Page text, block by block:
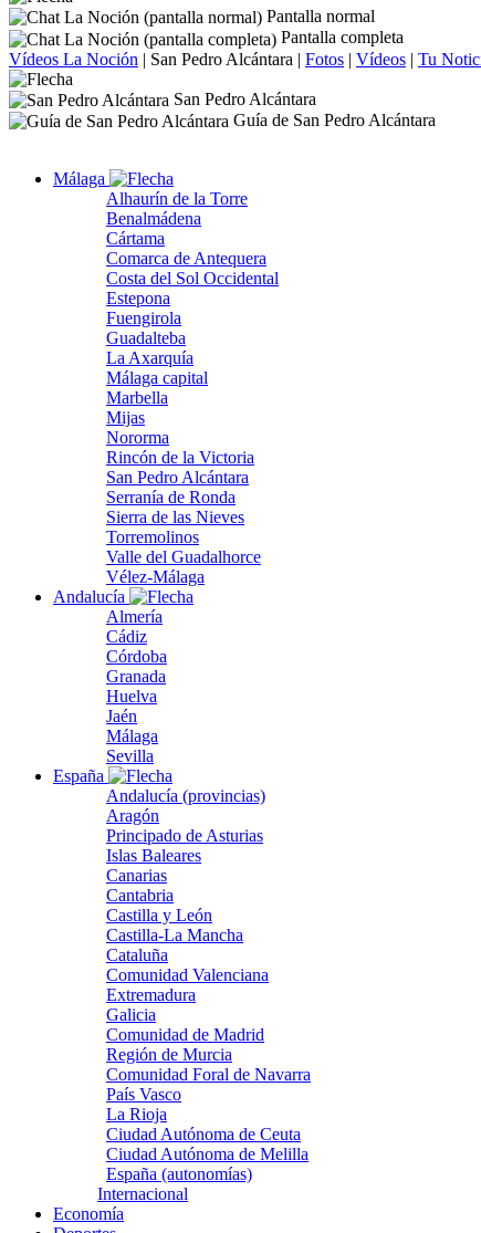
Pantalla normal
Pantalla completa
Vídeos La Noción | San Pedro Alcántara | Fotos | Vídeos | Tu
San Pedro Alcántara
Guía de San Pedro Alcántara
Málaga
Alhaurín de la Torre
Benalmádena
Cártama
Comarca de Antequera
Costa del Sol Occidental
Estepona
Fuengirola
Guadalteba
La Axarquía
Málaga capital
Marbella
Mijas
Nororma
Rincón de la Victoria
San Pedro Alcántara
Serranía de Ronda
Sierra de las Nieves
Torremolinos
Valle del Guadalhorce
Vélez-Málaga
Andalucía
Almería
Cádiz
Córdoba
Granada
Huelva
Jaén
Málaga
Sevilla
España
Andalucía (provincias)
Aragón
Principado de Asturias
Islas Baleares
Canarias
Cantabria
Castilla y León
Castilla-La Mancha
Cataluña
Comunidad Valenciana
Extremadura
Galicia
Comunidad de Madrid
Región de Murcia
Comunidad Foral de Navarra
País Vasco
La Rioja
Ciudad Autónoma de Ceuta
Ciudad Autónoma de Melilla
España (autonomías)
Internacional
Economía